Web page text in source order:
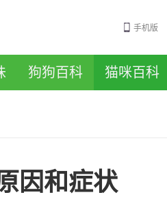
手机版
狗狗百科 猫咪百科
因和症状